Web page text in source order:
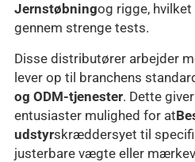
Jernstøbningog rigge,
gennem strenge tests.
Disse distributører arbejder
lever op til branchens
og ODM-tjenester. Dette
entusiaster mulighed for at
udstyrskræddersyet til
justerbare vægte eller